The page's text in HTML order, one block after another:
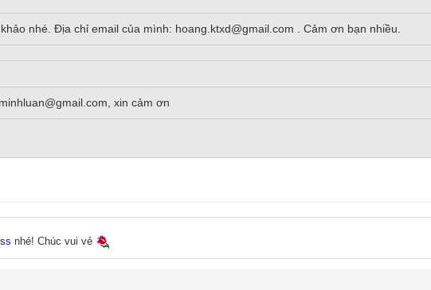
nhé. Địa chỉ email của mình: hoang.ktxd@gmail.com . Cảm ơn bạn nhiều.
xin cảm ơn
nhé! Chúc vui vẻ